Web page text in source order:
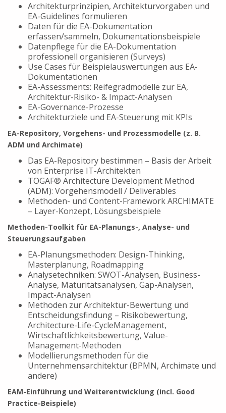
Architekturprinzipien, Architekturvorgaben und
EA-Guidelines formulieren
Daten für die EA-Dokumentation
erfassen/sammeln, Dokumentationsbeispiele
Datenpflege für die EA-Dokumentation
professionell organisieren (Surveys)
Use Cases für Beispielauswertungen aus EA-
Dokumentationen
EA-Assessments: Reifegradmodelle zur EA,
Architektur-Risiko- & Impact-Analysen
EA-Governance-Prozesse
Architekturziele und EA-Steuerung mit KPIs
EA-Repository, Vorgehens- und Prozessmodelle (z. B.
ADM und Archimate)
Das EA-Repository bestimmen – Basis der Arbeit
von Enterprise IT-Architekten
TOGAF® Architecture Development Method
(ADM): Vorgehensmodell / Deliverables
Methoden- und Content-Framework ARCHIMATE
– Layer-Konzept, Lösungsbeispiele
Methoden-Toolkit für EA-Planungs-, Analyse- und
Steuerungsaufgaben
EA-Planungsmethoden: Design-Thinking,
Masterplanung, Roadmapping
Analysetechniken: SWOT-Analysen, Business-
Analyse, Maturitätsanalysen, Gap-Analysen,
Impact-Analysen
Methoden zur Architektur-Bewertung und
Entscheidungsfindung – Risikobewertung,
Architecture-Life-CycleManagement,
Wirtschaftlichkeitsbewertung, Value-
Management-Methoden
Modellierungsmethoden für die
Unternehmensarchitektur (BPMN, Archimate und
andere)
EAM-Einführung und Weiterentwicklung (incl. Good
Practice-Beispiele)